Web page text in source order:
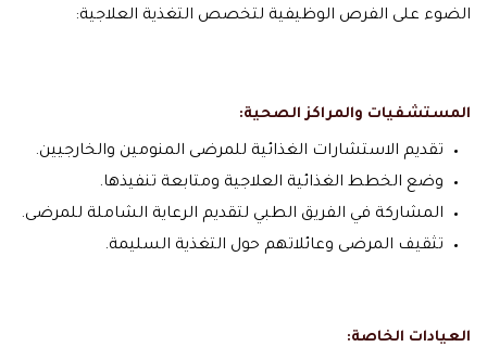
الضوء على الفرص الوظيفية لتخصص التغذية العلاجية:
المستشفيات والمراكز الصحية:
تقديم الاستشارات الغذائية للمرضى المنومين والخارجيين.
وضع الخطط الغذائية العلاجية ومتابعة تنفيذها.
المشاركة في الفريق الطبي لتقديم الرعاية الشاملة للمرضى.
تثقيف المرضى وعائلاتهم حول التغذية السليمة.
العيادات الخاصة: